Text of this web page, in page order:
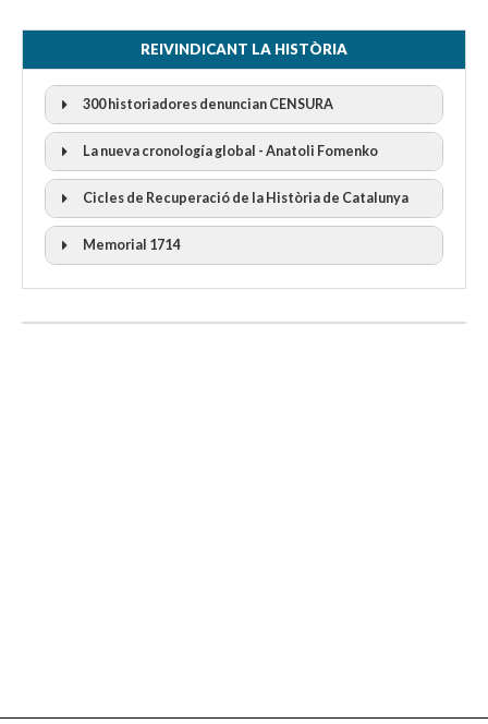
REIVINDICANT LA HISTÒRIA
300 historiadores denuncian CENSURA
300 Historiadors denuncien al “Gobierno Español” per la
censura
La nueva cronología global - Anatoli Fomenko
Cicles de Recuperació de la Història de Catalunya
I Cicle Història i Censura
II Cicle Història i Censura
Memorial 1714